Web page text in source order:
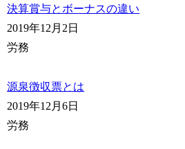
決算賞与とボーナスの違い
2019年12月2日
労務
源泉徴収票とは
2019年12月6日
労務